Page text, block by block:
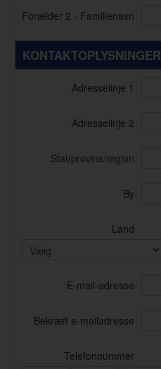
Forælder 2 - Familienavn
KONTAKTOPLYSNINGER
Adresselinje 1
Adresselinje 2
Stat/provins/region
By
Land
E-mail-adresse
Bekræft e-mailadresse
Telefonnummer